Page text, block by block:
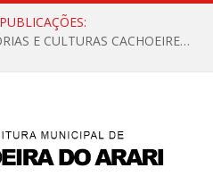
A VALORIZAÇÃO DAS HISTÓRIAS E CULTURAS CACHOEIRENSES